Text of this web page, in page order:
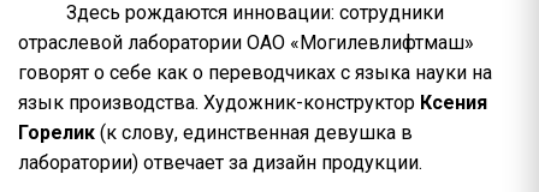
Здесь рождаются инновации: сотрудники
отраслевой лаборатории ОАО «Могилевлифтмаш»
говорят о себе как о переводчиках с языка науки на
язык производства. Художник-конструктор Ксения
Горелик (к слову, единственная девушка в
лаборатории) отвечает за дизайн продукции.